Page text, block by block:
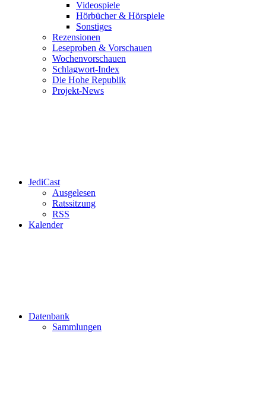
Videospiele
Hörbücher & Hörspiele
Sonstiges
Rezensionen
Leseproben & Vorschauen
Wochenvorschauen
Schlagwort-Index
Die Hohe Republik
Projekt-News
JediCast
Ausgelesen
Ratssitzung
RSS
Kalender
Datenbank
Sammlungen